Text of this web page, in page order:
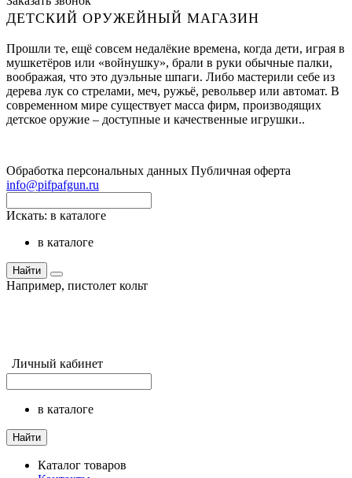
ДЕТСКИЙ ОРУЖЕЙНЫЙ МАГАЗИН
Прошли те, ещё совсем недалёкие времена, когда дети, играя в
мушкетёров или «войнушку», брали в руки обычные палки,
воображая, что это дуэльные шпаги. Либо мастерили себе из
дерева лук со стрелами, меч, ружьё, револьвер или автомат. В
современном мире существует масса фирм, производящих
детское оружие – доступные и качественные игрушки..
Обработка персональных данных Публичная оферта
info@pifpafgun.ru
Искать: в каталоге
в каталоге
Найти
Например, пистолет кольт
Личный кабинет
в каталоге
Найти
Каталог товаров